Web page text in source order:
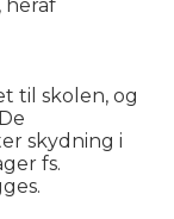
til skolen, og
skydning i
fs.